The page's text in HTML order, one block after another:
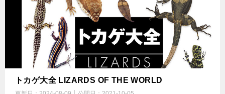
トカゲ大全 LIZARDS OF THE WORLD